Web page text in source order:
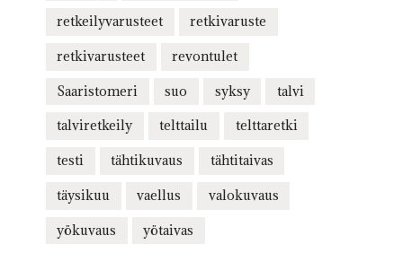
retkeilyvarusteet retkivaruste
retkivarusteet revontulet
Saaristomeri suo syksy talvi
talviretkeily telttailu telttaretki
testi tähtikuvaus tähtitaivas
täysikuu vaellus valokuvaus
yökuvaus yötaivas